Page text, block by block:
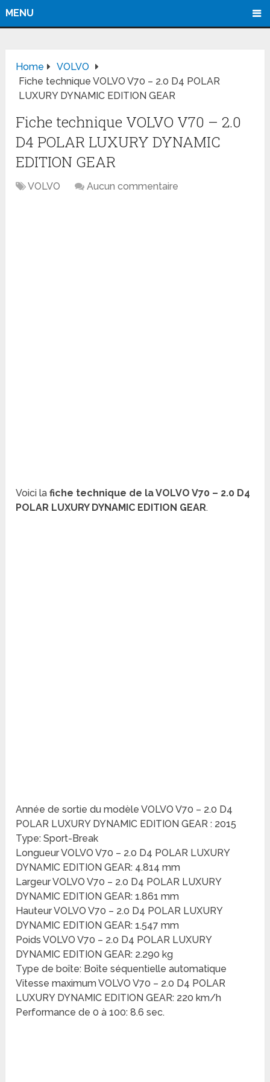
MENU
Home
VOLVO
Fiche technique VOLVO V70 – 2.0 D4 POLAR
LUXURY DYNAMIC EDITION GEAR
Fiche technique VOLVO V70 – 2.0
D4 POLAR LUXURY DYNAMIC
EDITION GEAR
VOLVO Aucun commentaire
Voici la fiche technique de la VOLVO V70 – 2.0 D4
POLAR LUXURY DYNAMIC EDITION GEAR.
Année de sortie du modèle VOLVO V70 – 2.0 D4
POLAR LUXURY DYNAMIC EDITION GEAR : 2015
Type: Sport-Break
Longueur VOLVO V70 – 2.0 D4 POLAR LUXURY
DYNAMIC EDITION GEAR: 4.814 mm
Largeur VOLVO V70 – 2.0 D4 POLAR LUXURY
DYNAMIC EDITION GEAR: 1.861 mm
Hauteur VOLVO V70 – 2.0 D4 POLAR LUXURY
DYNAMIC EDITION GEAR: 1.547 mm
Poids VOLVO V70 – 2.0 D4 POLAR LUXURY
DYNAMIC EDITION GEAR: 2.290 kg
Type de boîte: Boîte séquentielle automatique
Vitesse maximum VOLVO V70 – 2.0 D4 POLAR
LUXURY DYNAMIC EDITION GEAR: 220 km/h
Performance de 0 à 100: 8.6 sec.